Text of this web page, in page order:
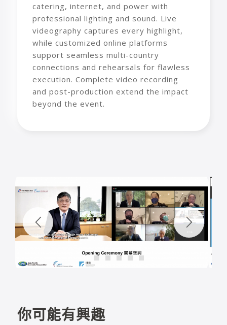
catering, internet, and power with
professional lighting and sound. Live
videography captures every highlight,
while customized online platforms
support seamless multi-country
connections and rehearsals for flawless
execution. Complete video recording
and post-production extend the impact
beyond the event.
1
你可能有興趣